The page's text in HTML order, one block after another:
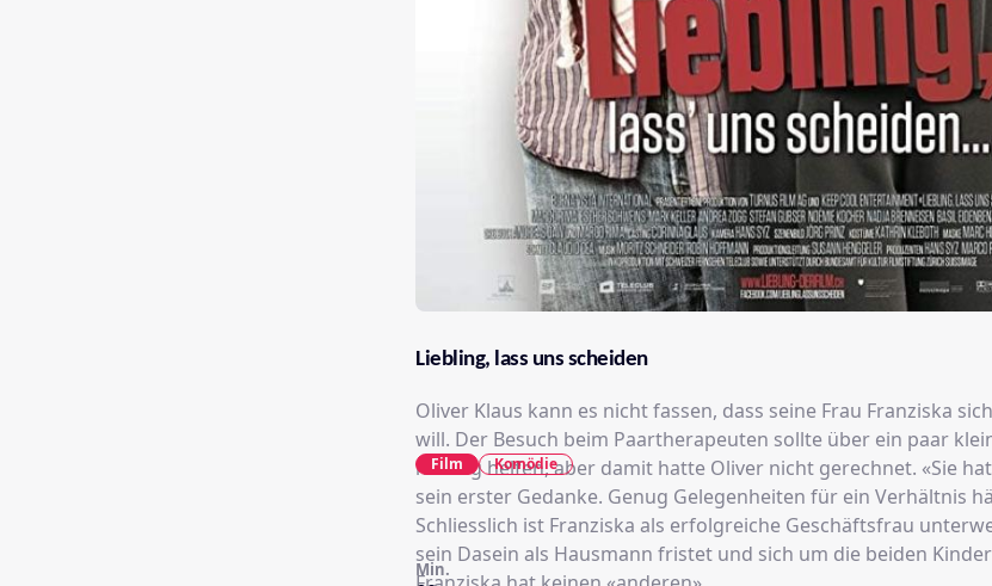
Liebling, lass uns scheiden
Oliver Klaus kann es nicht fassen, dass seine Frau Franziska
will. Der Besuch beim Paartherapeuten sollte über ein paar
hinweg helfen, aber damit hatte Oliver nicht gerechnet. «Sie
sein erster Gedanke. Genug Gelegenheiten für ein Verhältnis
Schliesslich ist Franziska als erfolgreiche Geschäftsfrau
sein Dasein als Hausmann fristet und sich um die beiden
Min.
Film Komödie